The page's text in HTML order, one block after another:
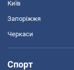
Київ
Запоріжжя
Черкаси
Спорт